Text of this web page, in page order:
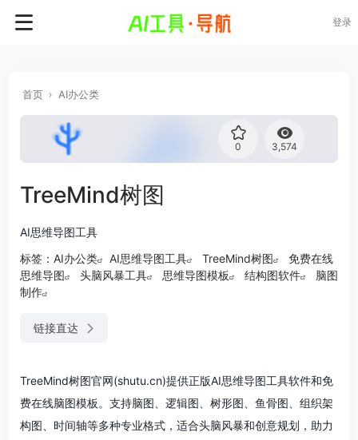
登录
首页 AI办公类
0 3,574
TreeMind树图
AI思维导图工具
标签： AI办公类 AI思维导图工具 TreeMind树图
免费在线
思维导图
头脑风暴工具 思维导图模板 结构图软件
脑图
制作
链接直达
TreeMind树图官网(shutu.cn)提供正版AI思维导图工具软件和免
费在线脑图模板。支持脑图、逻辑图、树形图、鱼骨图、组织架
构图、时间轴等多种专业格式，适合头脑风暴和创意规划，助力